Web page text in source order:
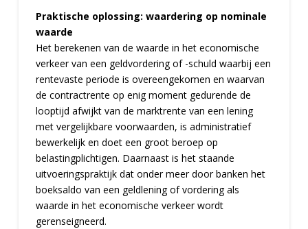
Praktische oplossing: waardering op nominale
waarde
Het berekenen van de waarde in het economische
verkeer van een geldvordering of -schuld waarbij een
rentevaste periode is overeengekomen en waarvan
de contractrente op enig moment gedurende de
looptijd afwijkt van de marktrente van een lening
met vergelijkbare voorwaarden, is administratief
bewerkelijk en doet een groot beroep op
belastingplichtigen. Daarnaast is het staande
uitvoeringspraktijk dat onder meer door banken het
boeksaldo van een geldlening of vordering als
waarde in het economische verkeer wordt
gerenseigneerd.